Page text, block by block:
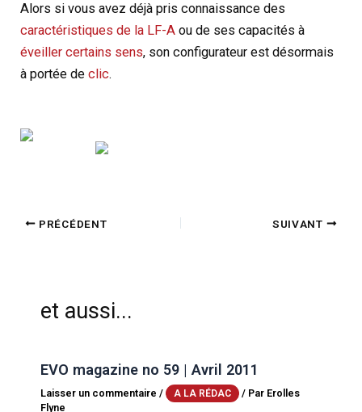
Alors si vous avez déjà pris connaissance des
caractéristiques de la LF-A ou de ses capacités à
éveiller certains sens, son configurateur est désormais
à portée declic.
PRÉCÉDENT SUIVANT
et aussi...
EVO magazine no 59 | Avril 2011
Laisser un commentaire / A LA RÉDAC / Par Erolles
Flyne